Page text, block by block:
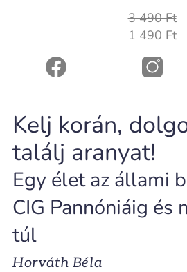
3 490 Ft
1 490 Ft
Kelj korán,
találj aranyat!
Egy élet az állami
CIG Pannóniáig és
túl
Horváth Béla